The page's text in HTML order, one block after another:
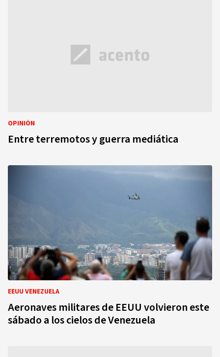
OPINIÓN
Entre terremotos y guerra mediática
EEUU VENEZUELA
Aeronaves militares de EEUU volvieron este
sábado a los cielos de Venezuela